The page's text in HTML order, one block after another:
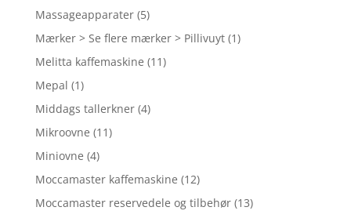
Massageapparater (5)
Mærker > Se flere mærker > Pillivuyt (1)
Melitta kaffemaskine (11)
Mepal (1)
Middags tallerkner (4)
Mikroovne (11)
Miniovne (4)
Moccamaster kaffemaskine (12)
Moccamaster reservedele og tilbehør (13)